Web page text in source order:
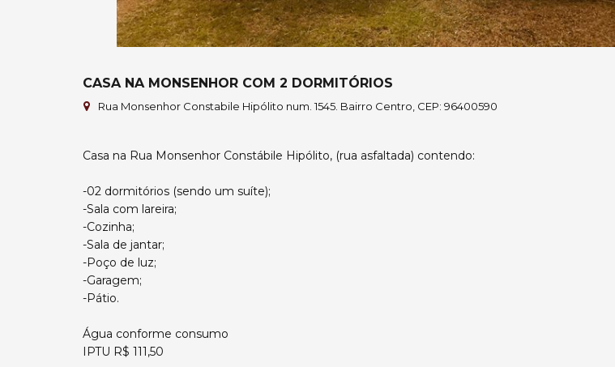
CASA NA MONSENHOR COM 2 DORMITÓRIOS
Rua Monsenhor Constabile Hipólito num. 1545. Bairro Centro, CEP: 96400590
Casa na Rua Monsenhor Constábile Hipólito, (rua asfaltada) contendo:
-02 dormitórios (sendo um suíte);
-Sala com lareira;
-Cozinha;
-Sala de jantar;
-Poço de luz;
-Garagem;
-Pátio.
Água conforme consumo
IPTU R$ 111,50